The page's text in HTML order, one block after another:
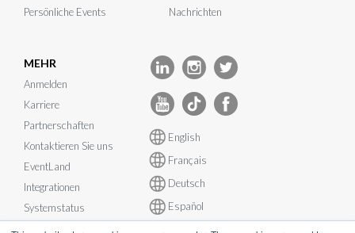
Persönliche Events
Nachrichten
MEHR
Anmelden
Karriere
Partnerschaften
Kontaktieren Sie uns
EventLand
Integrationen
Systemstatus
English
Français
Deutsch
Español